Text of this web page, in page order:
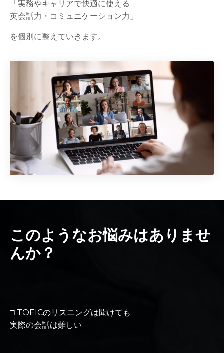
「実務やキャリアで快適に使える
英会話力・コミュニケーション力」
を個別に整えていきます。
このようなお悩みはありませ
んか？
□ TOEICのリスニングは聞けても
実際の会話は難しい